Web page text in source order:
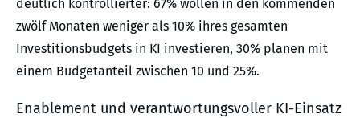
deutlich kontrollierter: 67% wollen in den kommenden
zwölf Monaten weniger als 10% ihres gesamten
Investitionsbudgets in KI investieren, 30% planen mit
einem Budgetanteil zwischen 10 und 25%.
Enablement und verantwortungsvoller KI-Einsatz